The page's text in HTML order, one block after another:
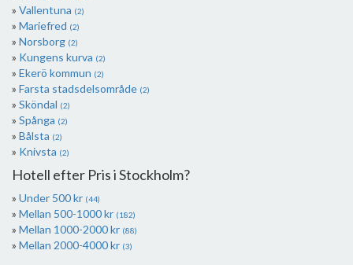
Vallentuna (2)
Mariefred (2)
Norsborg (2)
Kungens kurva (2)
Ekerö kommun (2)
Farsta stadsdelsområde (2)
Sköndal (2)
Spånga (2)
Bålsta (2)
Knivsta (2)
Hotell efter Pris i Stockholm?
Under 500 kr (44)
Mellan 500-1000 kr (182)
Mellan 1000-2000 kr (88)
Mellan 2000-4000 kr (3)